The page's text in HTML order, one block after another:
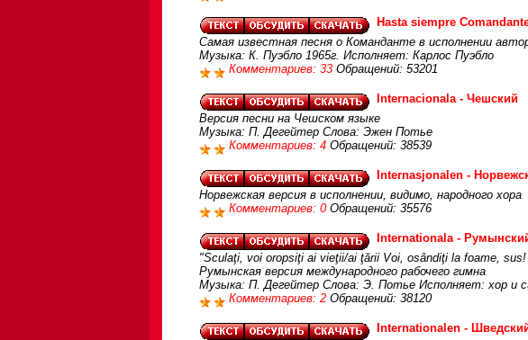
Hasta siempre
Самая известная песня о Команданте в исполнении
Музыка: К. Пуэбло 1965г. Исполняет: Карлос Пуэбло
Комментариев: 33 Обращений: 53201
Internacionala - Чешский
Версия песни на Чешском языке
Музыка: П. Дегейтер Слова: Эжен Потье
Комментариев: 4 Обращений: 38539
Internasjonalen -
Норвежская версия в исполнении, видимо, народного хора
Комментариев: 0 Обращений: 35576
Internationala -
"Sculaţi, voi oropsiţi ai vieţii/ai ţării Voi, osândiţi la foame,
Румынская версия международного рабочего гимна
Музыка: П. Дегейтер Слова: Э. Потье Исполняет: хор и
Комментариев: 2 Обращений: 38120
Internationalen -